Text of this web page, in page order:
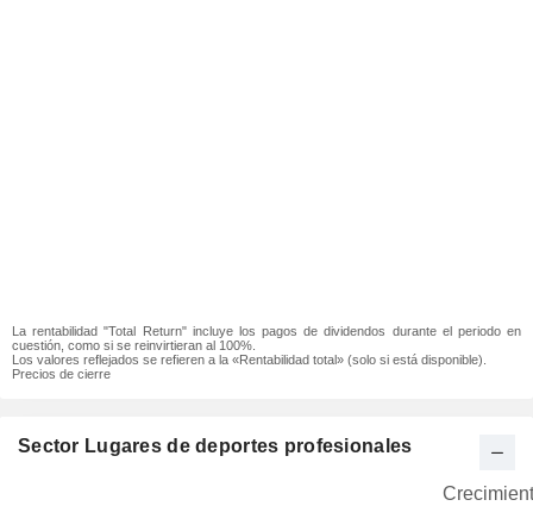
La rentabilidad "Total Return" incluye los pagos de dividendos durante el periodo en
cuestión, como si se reinvirtieran al 100%.
Los valores reflejados se refieren a la «Rentabilidad total» (solo si está disponible).
Precios de cierre
Sector Lugares de deportes profesionales